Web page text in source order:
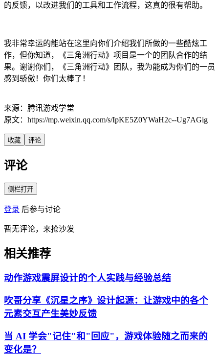
的反馈，以改进我们的工具和工作流程，这真的很有帮助。
我非常幸运的能站在这里向你们介绍我们所做的一些酷炫工
作，但你知道，《三角洲行动》项目是一个的团队合作的结
果。谢谢你们，《三角洲行动》团队，我为能成为你们的一员
感到骄傲！你们太棒了！
来源：腾讯游戏学堂
原文：https://mp.weixin.qq.com/s/IpKE5Z0YWaH2c--Ug7AGig
收藏 评论
评论
侧栏打开
登录 后参与讨论
暂无评论，来抢沙发
相关推荐
动作游戏震屏设计的个人实践与经验总结
吹哥分享《沉星之序》设计起源：让游戏中的各个
元素交互产生美妙反馈
当 AI 学会"记住"和"回应"，游戏体验随之而来的
变化是？